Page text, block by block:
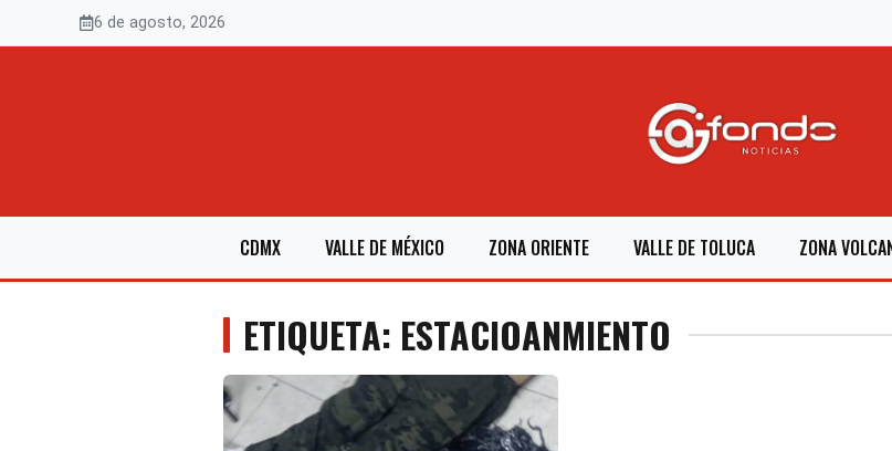
6 de agosto, 2026
CDMX VALLE DE MÉXICO ZONA ORIENTE VALLE DE TOLUCA ZONA
ETIQUETA: ESTACIOANMIENTO